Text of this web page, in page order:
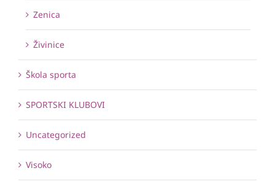
Zenica
Živinice
Škola sporta
SPORTSKI KLUBOVI
Uncategorized
Visoko